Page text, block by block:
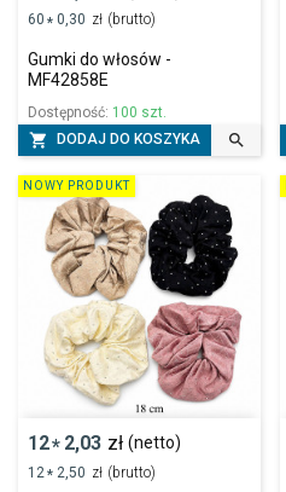
60 * 0,30 zł (brutto)
Gumki do włosów -
MF42858E
Dostępność: 100 szt.
 DODAJ DO KOSZYKA 
12* 2,03 zł (netto)
12 * 2,50 zł (brutto)
NOWY PRODUKT